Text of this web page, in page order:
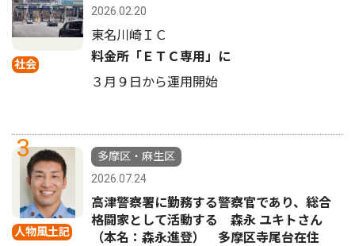
社会
2026.02.20
東名川崎ＩＣ
料金所「ＥＴＣ専用」に
３月９日から運用開始
3
人物風土記
多摩区・麻生区
2026.07.24
高津警察署に勤務する警察官であり、総合
格闘家として活動する 森永 ユキトさん
（本名：森永進登） 多摩区寺尾台在住